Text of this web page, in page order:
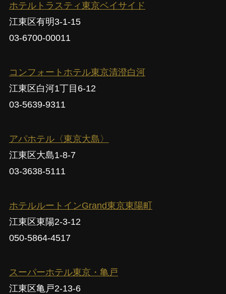
ホテルトラスティ東京ベイサイド
江東区有明3-1-15
03-6700-00011
コンフォートホテル東京清澄白河
江東区白河1丁目6-12
03-5639-9311
アパホテル〈東京大島〉
江東区大島1-8-7
03-3638-5111
ホテルルートインGrand東京東陽町
江東区東陽2-3-12
050-5864-4517
スーパーホテル東京・亀戸
江東区亀戸2-13-6